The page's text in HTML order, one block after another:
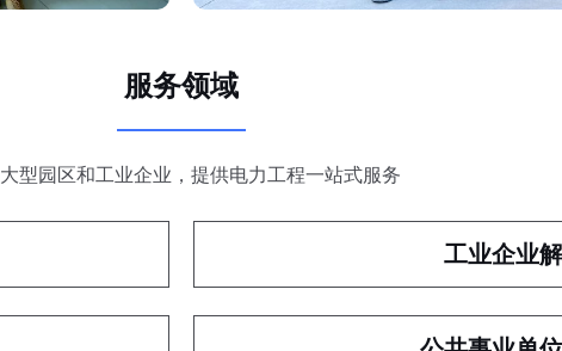
服务领域
型园区和工业企业，提供电力工程一站式服务
工业企业